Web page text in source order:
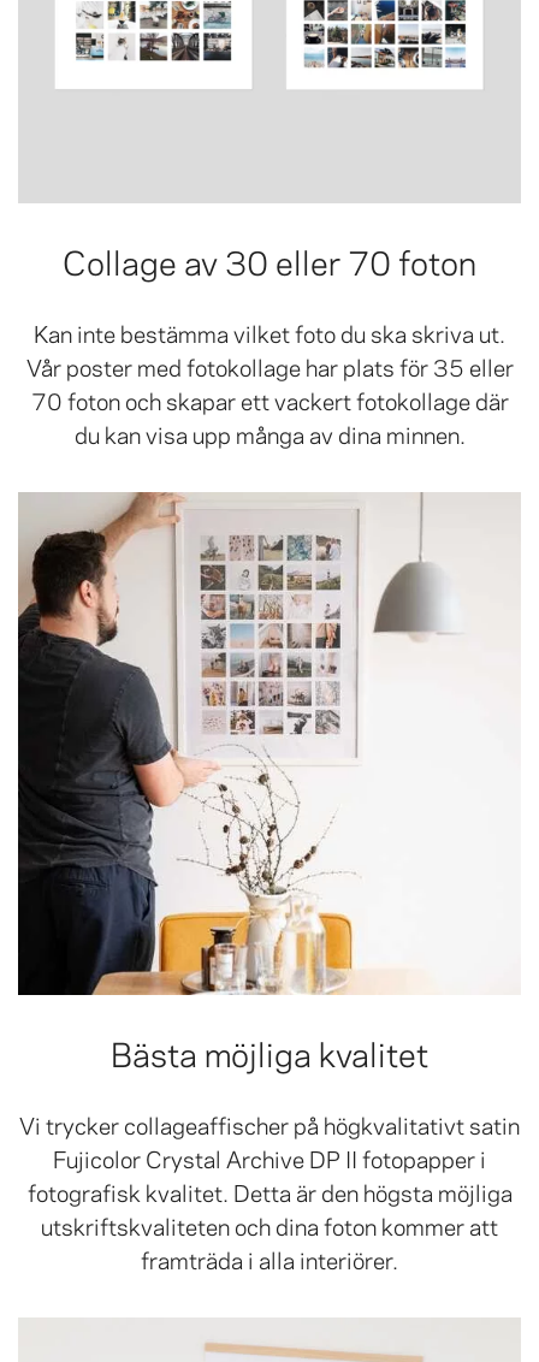
Collage av 30 eller 70 foton
Kan inte bestämma vilket foto du ska skriva ut.
Vår poster med fotokollage har plats för 35 eller
70 foton och skapar ett vackert fotokollage där
du kan visa upp många av dina minnen.
Bästa möjliga kvalitet
Vi trycker collageaffischer på högkvalitativt satin
Fujicolor Crystal Archive DP II fotopapper i
fotografisk kvalitet. Detta är den högsta möjliga
utskriftskvaliteten och dina foton kommer att
framträda i alla interiörer.